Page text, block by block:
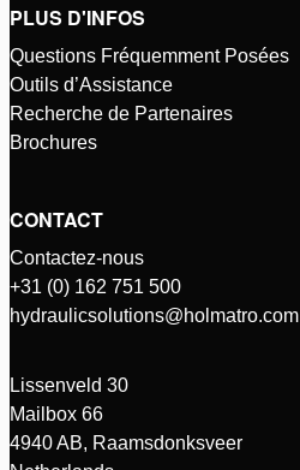
PLUS D'INFOS
Questions Fréquemment Posées
Outils d’Assistance
Recherche de Partenaires
Brochures
CONTACT
Contactez-nous
+31 (0) 162 751 500
hydraulicsolutions@holmatro.com
Lissenveld 30
Mailbox 66
4940 AB, Raamsdonksveer